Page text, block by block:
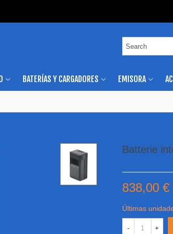
BATERÍAS Y CARGADORES EMISORA
Batterie
838,00 €
Últimas
- +